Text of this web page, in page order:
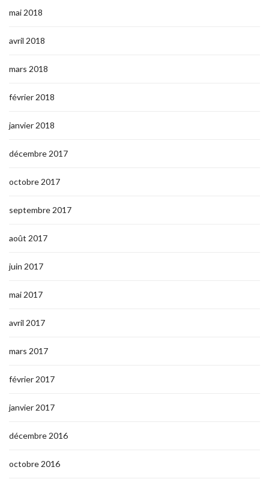
mai 2018
avril 2018
mars 2018
février 2018
janvier 2018
décembre 2017
octobre 2017
septembre 2017
août 2017
juin 2017
mai 2017
avril 2017
mars 2017
février 2017
janvier 2017
décembre 2016
octobre 2016